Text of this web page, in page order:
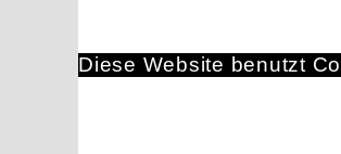
Diese Website benutzt